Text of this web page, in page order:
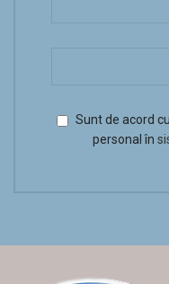
Sunt de acord
personal în